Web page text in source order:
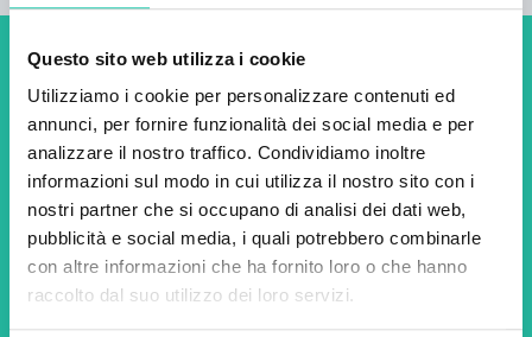
Questo sito web utilizza i cookie
Utilizziamo i cookie per personalizzare contenuti ed
annunci, per fornire funzionalità dei social media e per
analizzare il nostro traffico. Condividiamo inoltre
informazioni sul modo in cui utilizza il nostro sito con i
nostri partner che si occupano di analisi dei dati web,
pubblicità e social media, i quali potrebbero combinarle
con altre informazioni che ha fornito loro o che hanno
raccolto dal suo utilizzo dei loro servizi.
Non perderti i prossimi
eventi! Iscriviti alla
newsletter di GO! 2025 per
scoprire tutte le nostre
iniziative.